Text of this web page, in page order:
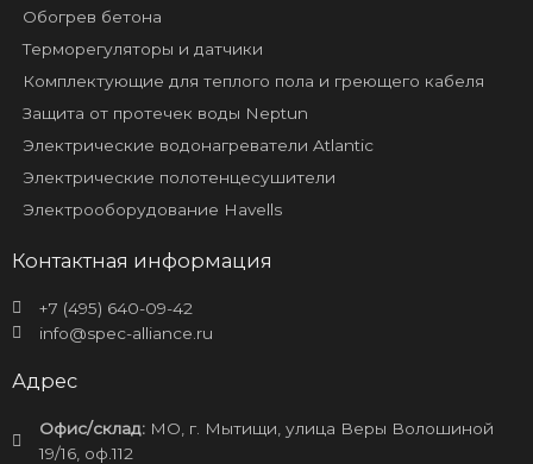
Обогрев бетона
Терморегуляторы и датчики
Комплектующие для теплого пола и греющего кабеля
Защита от протечек воды Neptun
Электрические водонагреватели Atlantic
Электрические полотенцесушители
Электрооборудование Havells
Контактная информация
+7 (495) 640-09-42
info@spec-alliance.ru
Адрес
Офис/склад:МО, г. Мытищи, улица Веры Волошиной
19/16, оф.112